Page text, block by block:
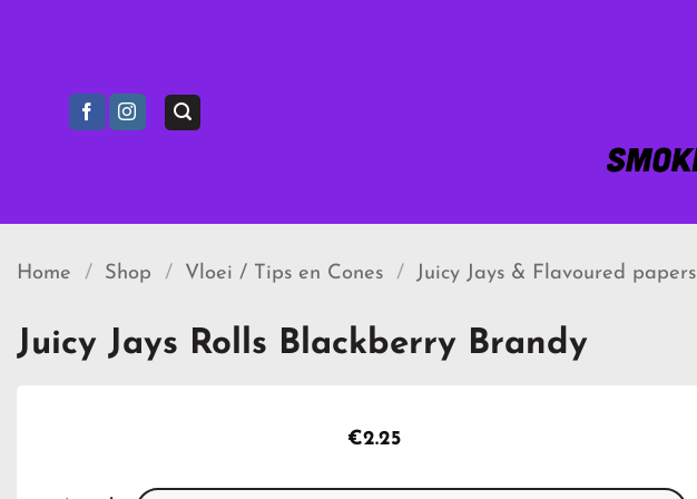
Home / Shop / Vloei / Tips en Cones / Juicy Jays & Flavoured papers
Juicy Jays Rolls Blackberry Brandy
€2.25